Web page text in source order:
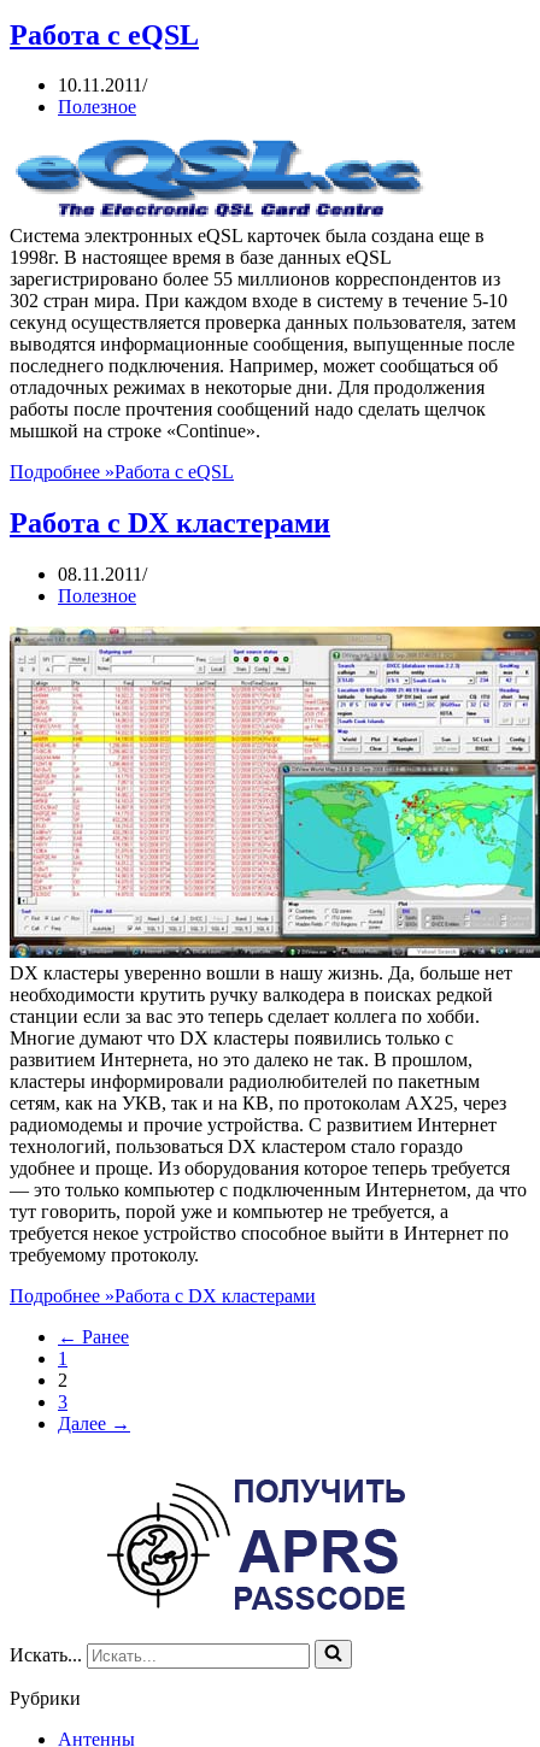
Работа с eQSL
10.11.2011
Полезное
Система электронных eQSL карточек была создана еще в
1998г. В настоящее время в базе данных eQSL
зарегистрировано более 55 миллионов корреспондентов из
302 стран мира. При каждом входе в систему в течение 5-10
секунд осуществляется проверка данных пользователя, затем
выводятся информационные сообщения, выпущенные после
последнего подключения. Например, может сообщаться об
отладочных режимах в некоторые дни. Для продолжения
работы после прочтения сообщений надо сделать щелчок
мышкой на строке «Continue».
Подробнее »Работа с eQSL
Работа с DX кластерами
08.11.2011
Полезное
DX кластеры уверенно вошли в нашу жизнь. Да, больше нет
необходимости крутить ручку валкодера в поисках редкой
станции если за вас это теперь сделает коллега по хобби.
Многие думают что DX кластеры появились только с
развитием Интернета, но это далеко не так. В прошлом,
кластеры информировали радиолюбителей по пакетным
сетям, как на УКВ, так и на КВ, по протоколам AX25, через
радиомодемы и прочие устройства. С развитием Интернет
технологий, пользоваться DX кластером стало гораздо
удобнее и проще. Из оборудования которое теперь требуется
— это только компьютер с подключенным Интернетом, да что
тут говорить, порой уже и компьютер не требуется, а
требуется некое устройство способное выйти в Интернет по
требуемому протоколу.
Подробнее »Работа с DX кластерами
← Ранее
1
2
3
Далее →
Искать...
Рубрики
Антенны